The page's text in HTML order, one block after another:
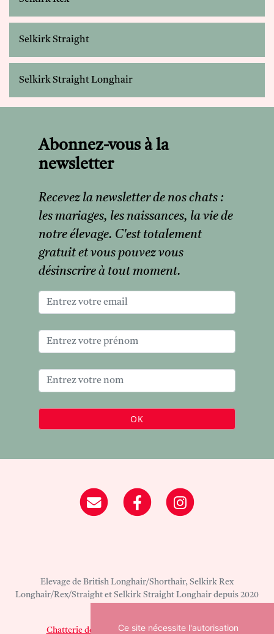
Selkirk Straight
Selkirk Straight Longhair
Abonnez-vous à la
newsletter
Recevez la newsletter de nos chats :
les mariages, les naissances, la vie de
notre élevage. C'est totalement
gratuit et vous pouvez vous
désinscrire à tout moment.
OK
Elevage de British Longhair/Shorthair, Selkirk Rex
Longhair/Rex/Straight et Selkirk Straight Longhair depuis 2020
Chatterie de Mirkwoodsurchat-et-chaton.com
Ce site nécessite l'autorisation